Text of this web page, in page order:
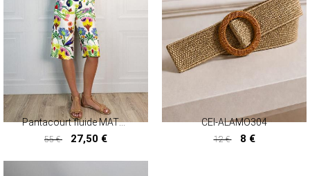
Pantacourt fluide MATHISSA
55 €
27,50 €
CEI-ALAMO304
12 €
8 €